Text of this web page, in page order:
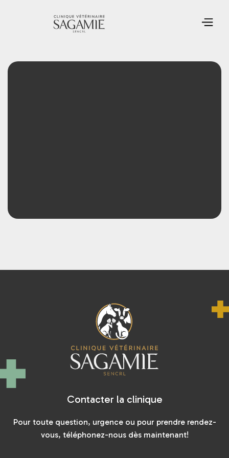
Contacter la clinique
Pour toute question, urgence ou pour prendre rendez-
vous, téléphonez-nous dès maintenant!